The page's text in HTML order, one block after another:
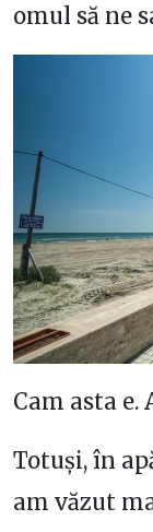
omul să ne
Cam asta e.
Totuși, în
am văzut